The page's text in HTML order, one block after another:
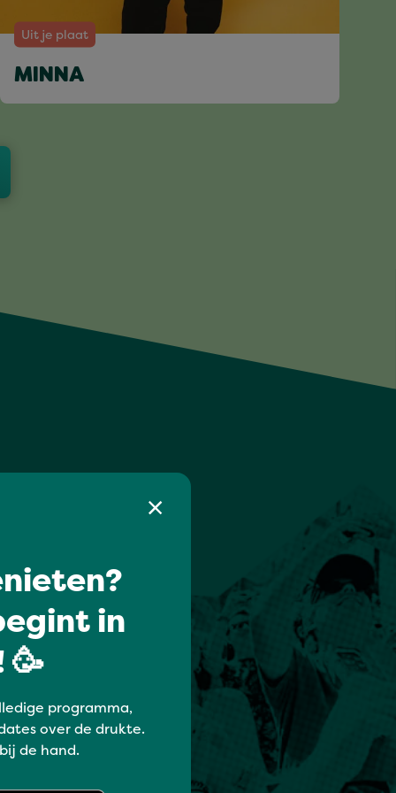
Uit je plaat
MINNA
in
🥳
programma,
over de drukte.
de hand.